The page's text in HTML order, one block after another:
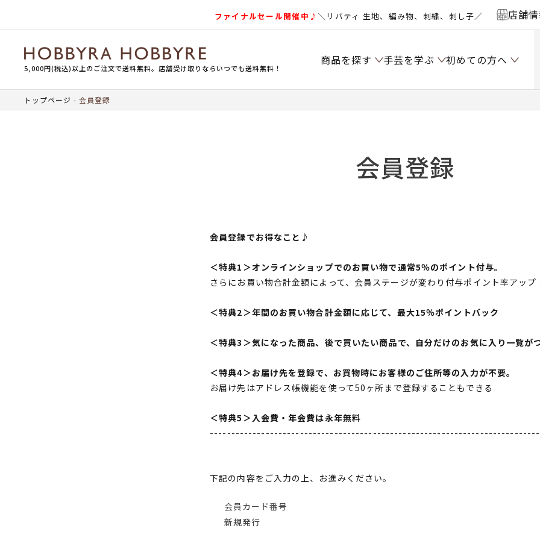
ファイナルセール開催中♪＼リバティ 生地、編み物、刺繍、刺し子／ 店舗
5,000円(税込)以上のご注文で送料無料。店舗受け取りならいつでも送料無料！
商品を探す 手芸を学ぶ 初めての方へ
トップページ 会員登録
会員登録
会員登録でお得なこと♪
＜特典1＞オンラインショップでのお買い物で通常5％のポイント付与。
さらにお買い物合計金額によって、会員ステージが変わり付与ポイント率アップ
＜特典2＞年間のお買い物合計金額に応じて、最大15％ポイントバック
＜特典3＞気になった商品、後で買いたい商品で、自分だけのお気に入り一覧が
＜特典4＞お届け先を登録で、お買物時にお客様のご住所等の入力が不要。
お届け先はアドレス帳機能を使って50ヶ所まで登録することもできる
＜特典5＞入会費・年会費は永年無料
下記の内容をご入力の上、お進みください。
会員カード番号
新規発行